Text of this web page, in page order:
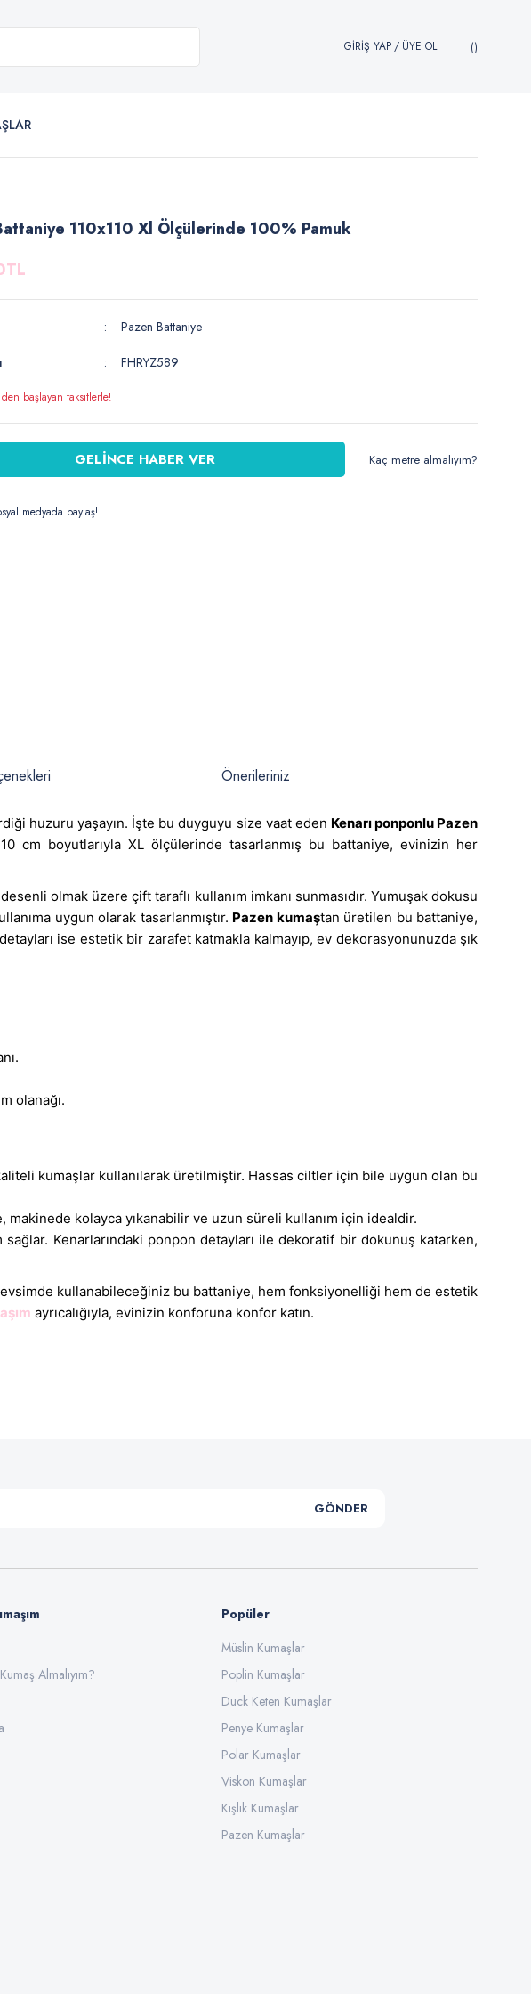
GİRİŞ YAP/ ÜYE OL
110x110 Xl Ölçülerinde 100% Pamuk
Pazen Battaniye
FHRYZ589
başlayan taksitlerle!
GELİNCE HABER VER Kaç metre almalıyım?
medyada paylaş!
Önerileriniz
huzuru yaşayın. İşte bu duyguyu size vaat eden Kenarı ponponlu Pazen
cm boyutlarıyla XL ölçülerinde tasarlanmış bu battaniye, evinizin her
olmak üzere çift taraflı kullanım imkanı sunmasıdır. Yumuşak dokusu
uygun olarak tasarlanmıştır. Pazen kumaştan üretilen bu battaniye,
ise estetik bir zarafet katmakla kalmayıp, ev dekorasyonunuzda şık
olanağı.
kumaşlar kullanılarak üretilmiştir. Hassas ciltler için bile uygun olan bu
kolayca yıkanabilir ve uzun süreli kullanım için idealdir.
Kenarlarındaki ponpon detayları ile dekoratif bir dokunuş katarken,
kullanabileceğiniz bu battaniye, hem fonksiyonelliği hem de estetik
ayrıcalığıyla, evinizin konforuna konfor katın.
GÖNDER
Almalıyım?
Popüler
Müslin Kumaşlar
Poplin Kumaşlar
Duck Keten Kumaşlar
Penye Kumaşlar
Polar Kumaşlar
Viskon Kumaşlar
Kışlık Kumaşlar
Pazen Kumaşlar